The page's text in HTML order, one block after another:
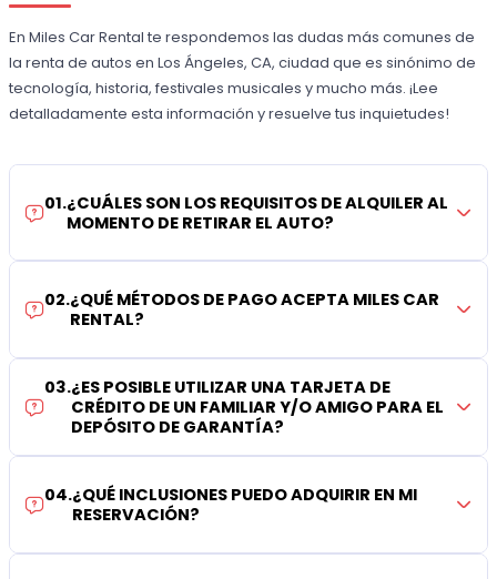
En Miles Car Rental te respondemos las dudas más comunes de
la renta de autos en Los Ángeles, CA, ciudad que es sinónimo de
tecnología, historia, festivales musicales y mucho más. ¡Lee
detalladamente esta información y resuelve tus inquietudes!
01.¿CUÁLES SON LOS REQUISITOS DE ALQUILER AL
MOMENTO DE RETIRAR EL AUTO?
02.¿QUÉ MÉTODOS DE PAGO ACEPTA MILES CAR
RENTAL?
03.¿ES POSIBLE UTILIZAR UNA TARJETA DE
CRÉDITO DE UN FAMILIAR Y/O AMIGO PARA EL
DEPÓSITO DE GARANTÍA?
04.¿QUÉ INCLUSIONES PUEDO ADQUIRIR EN MI
RESERVACIÓN?